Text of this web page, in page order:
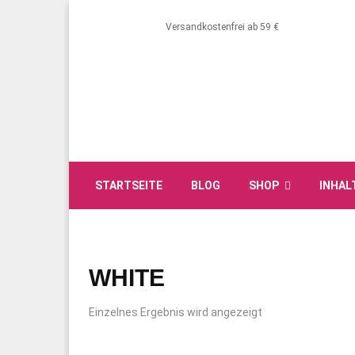
Versandkostenfrei ab 59 €
STARTSEITE BLOG SHOP
WHITE
Einzelnes Ergebnis wird angezeigt